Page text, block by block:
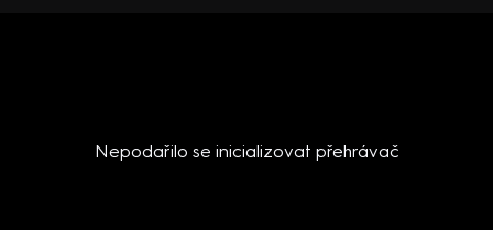
Nepodařilo se inicializovat přehrávač